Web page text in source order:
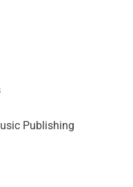
Publishing